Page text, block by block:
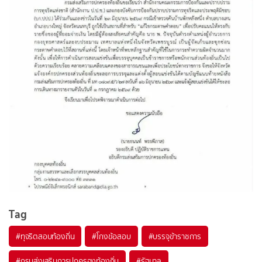
Tag
#ทุจริตสอบท้องถิ่น #โกงข้อสอบ #บรรจุข้าราชการ